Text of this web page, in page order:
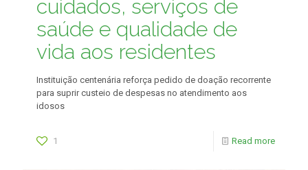
cuidados, serviços de
saúde e qualidade de
vida aos residentes
Instituição centenária reforça pedido de doação recorrente
para suprir custeio de despesas no atendimento aos
idosos
1 Read more